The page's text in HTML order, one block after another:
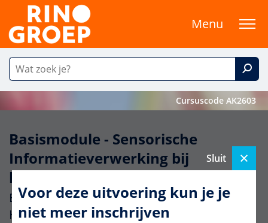
Menu
Cursuscode AK2603
Sluit
Voor deze uitvoering kun je je
niet meer inschrijven
Basismodule - Sensorische
Informatieverwerking bij
kinderen
Een cursus vanuit het aanbod van Anders
Kijken naar Kinderen